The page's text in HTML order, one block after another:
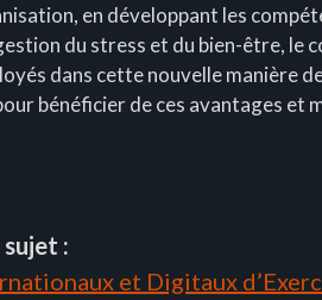
en développant les
du stress et du bien-être, le
dans cette nouvelle manière
bénéficier de ces avantages et
:
et Digitaux